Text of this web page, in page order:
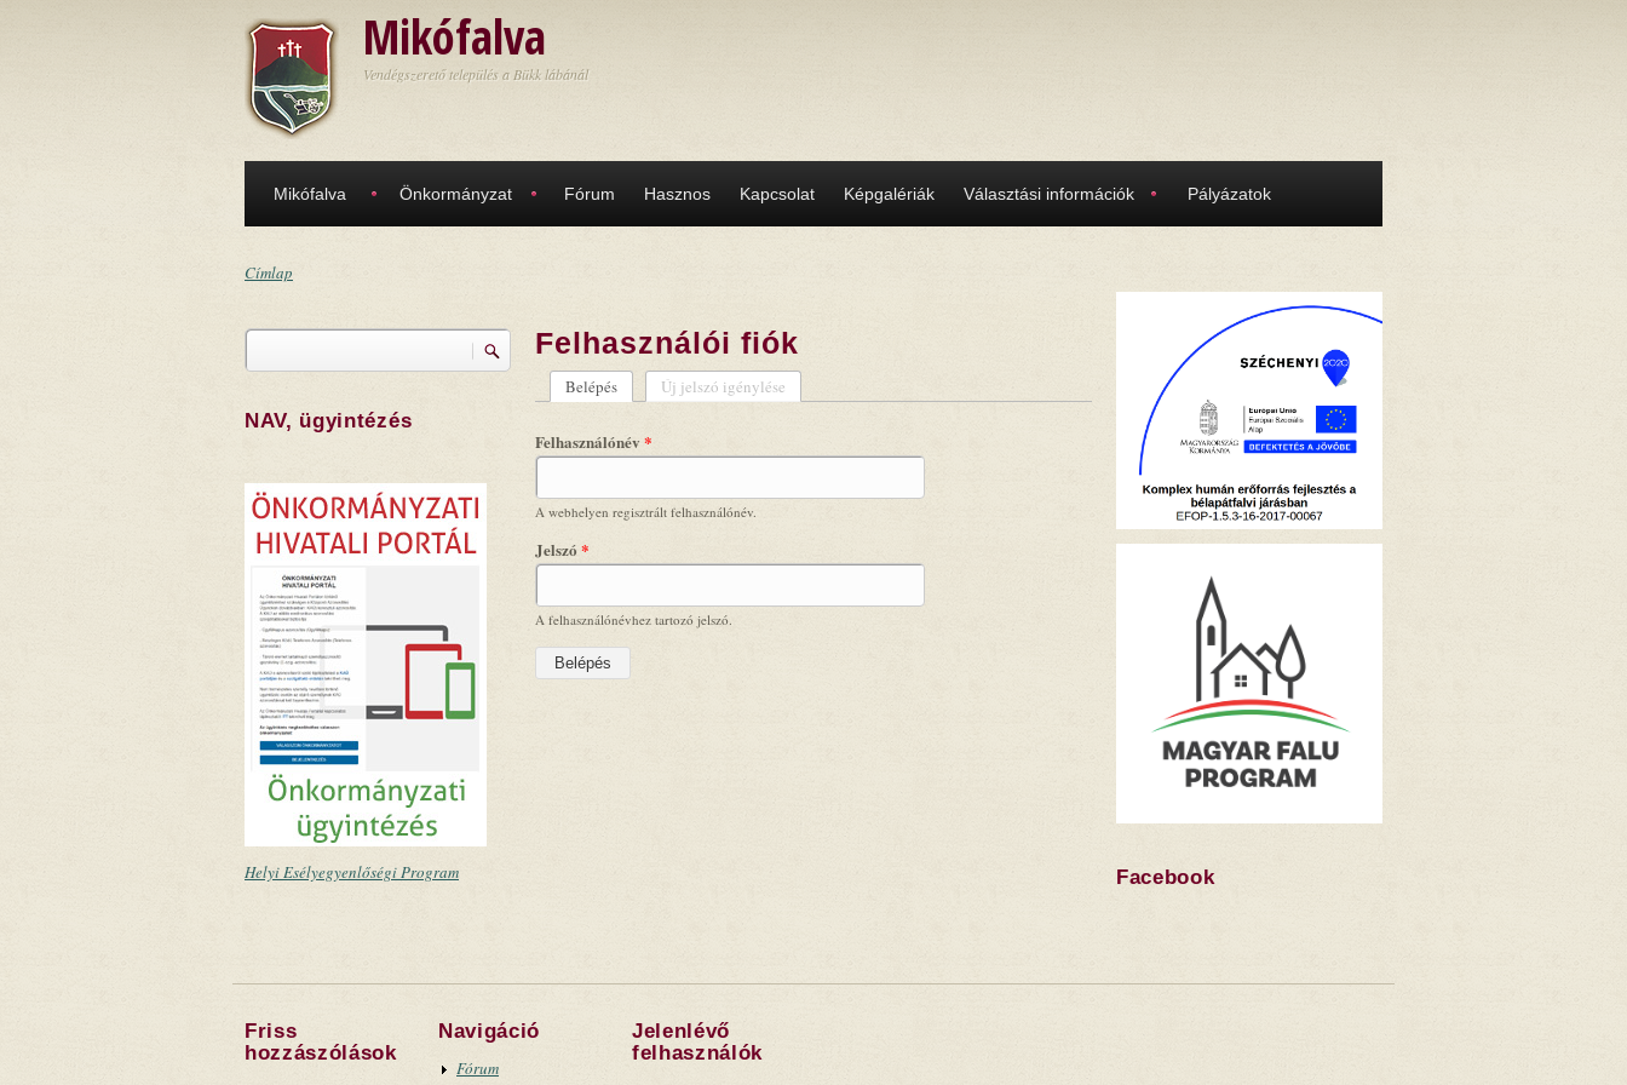
Mikófalva
Vendégszerető település a Bükk lábánál
Mikófalva Önkormányzat Fórum Hasznos Kapcsolat Képgalériák Választási információk Pályázatok
Címlap
Keresés
NAV, ügyintézés
Helyi Esélyegyenlőségi Program
Felhasználói fiók
Belépés (aktív fül)Új jelszó igénylése
Felhasználónév *
A webhelyen regisztrált felhasználónév.
Jelszó *
A felhasználónévhez tartozó jelszó.
Facebook
Friss
hozzászólások
Navigáció
Fórum
Jelenlévő
felhasználók